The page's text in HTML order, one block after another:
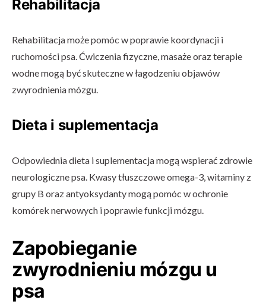
Rehabilitacja
Rehabilitacja może pomóc w poprawie koordynacji i
ruchomości psa. Ćwiczenia fizyczne, masaże oraz terapie
wodne mogą być skuteczne w łagodzeniu objawów
zwyrodnienia mózgu.
Dieta i suplementacja
Odpowiednia dieta i suplementacja mogą wspierać zdrowie
neurologiczne psa. Kwasy tłuszczowe omega-3, witaminy z
grupy B oraz antyoksydanty mogą pomóc w ochronie
komórek nerwowych i poprawie funkcji mózgu.
Zapobieganie
zwyrodnieniu mózgu u
psa